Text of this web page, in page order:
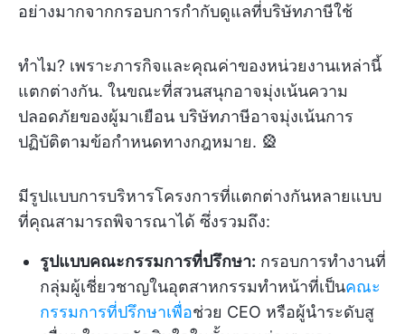
อย่างมากจากกรอบการกำกับดูแลที่บริษัทภาษีใช้
ทำไม? เพราะภารกิจและคุณค่าของหน่วยงานเหล่านี้
แตกต่างกัน. ในขณะที่สวนสนุกอาจมุ่งเน้นความ
ปลอดภัยของผู้มาเยือน บริษัทภาษีอาจมุ่งเน้นการ
ปฏิบัติตามข้อกำหนดทางกฎหมาย. 🎡
มีรูปแบบการบริหารโครงการที่แตกต่างกันหลายแบบ
ที่คุณสามารถพิจารณาได้ ซึ่งรวมถึง:
รูปแบบคณะกรรมการที่ปรึกษา: กรอบการทำงานที่
กลุ่มผู้เชี่ยวชาญในอุตสาหกรรมทำหน้าที่เป็นคณะ
กรรมการที่ปรึกษาเพื่อช่วย CEO หรือผู้นำระดับสู